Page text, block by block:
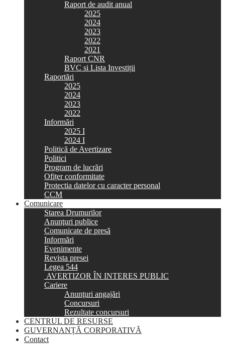
Raport de audit anual
2025
2024
2023
2022
2021
Raport CNR
BVC si Lista Investiții
Raportări
2025
2024
2023
2022
Informări
2025 I
2024 I
Politică de Avertizare
Politici
Program de lucrări
Ofițer conformitate
Protectia datelor cu caracter personal
CCM
Comunicare
Starea Drumurilor
Anunţuri publice
Comunicate de presă
Informări
Evenimente
Revista presei
Legea 544
AVERTIZOR ÎN INTERES PUBLIC
Cariere
Anunţuri angajări
Concursuri
Rezultate concursuri
CENTRUL DE RESURSE
GUVERNANȚĂ CORPORATIVĂ
Contact